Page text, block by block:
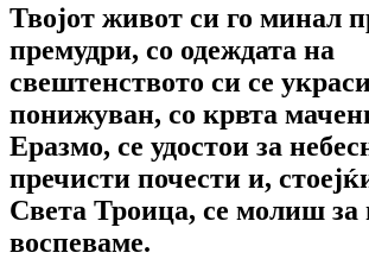
Твојот живот си го минал
премудри, со одеждата на
свештенството си се
понижуван, со крвта
Еразмо, се удостои за
пречисти почести и,
Света Троица, се молиш за
воспеваме.